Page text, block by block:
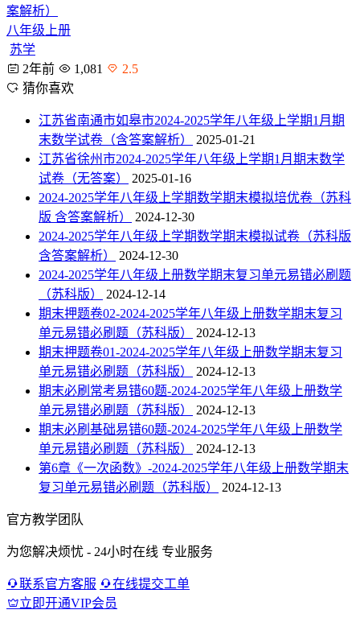
案解析）
八年级上册
苏学
2年前
1,081
2.5
猜你喜欢
江苏省南通市如皋市2024-2025学年八年级上学期1月期
末数学试卷（含答案解析）
2025-01-21
江苏省徐州市2024-2025学年八年级上学期1月期末数学
试卷（无答案）
2025-01-16
2024-2025学年八年级上学期数学期末模拟培优卷（苏科
版 含答案解析）
2024-12-30
2024-2025学年八年级上学期数学期末模拟试卷（苏科版
含答案解析）
2024-12-30
2024-2025学年八年级上册数学期末复习单元易错必刷题
（苏科版）
2024-12-14
期末押题卷02-2024-2025学年八年级上册数学期末复习
单元易错必刷题（苏科版）
2024-12-13
期末押题卷01-2024-2025学年八年级上册数学期末复习
单元易错必刷题（苏科版）
2024-12-13
期末必刷常考易错60题-2024-2025学年八年级上册数学
单元易错必刷题（苏科版）
2024-12-13
期末必刷基础易错60题-2024-2025学年八年级上册数学
单元易错必刷题（苏科版）
2024-12-13
第6章《一次函数》-2024-2025学年八年级上册数学期末
复习单元易错必刷题（苏科版）
2024-12-13
官方教学团队
为您解决烦忧 - 24小时在线 专业服务
联系官方客服
在线提交工单
立即开通VIP会员